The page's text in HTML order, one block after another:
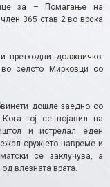
за – Помагање на
365 став 2 во врска
претходни должничко-
селото Мирковци сo
дошле заедно со
тој се појавил на
и истрелал еден
оружјето навреме и
се заклучува, а
влезната врата.